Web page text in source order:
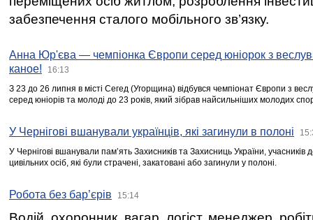
забезпечення сталого мобільного зв’язку.
Анна Юр'єва — чемпіонка Європи серед юніорок з
каное!
16:13
З 23 до 26 липня в місті Сегед (Угорщина) відбувся чемпіонат Європи з
серед юніорів та молоді до 23 років, який зібрав найсильніших молодих
У Чернігові вшанували українців, які загинули в полоні
У Чернігові вшанували пам’ять Захисників та Захисниць України,
цивільних осіб, які були страчені, закатовані або загинули у полоні.
Робота без бар’єрів 15:14